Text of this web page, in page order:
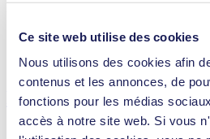
Ce site web utilise des cookies
Nous utilisons des cookies afin
contenus et les annonces, de
fonctions pour les médias
accès à notre site web. Si vous
ZIP (14 MB) - Modèle 3D CAO -
Détails techniques